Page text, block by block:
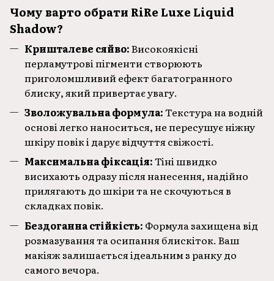
Чому варто обрати RiRe Luxe Liquid
Shadow?
Кришталеве сяйво:Високоякісні
перламутрові пігменти створюють
приголомшливий ефект багатогранного
блиску, який привертає увагу.
Зволожувальна формула:Текстура на водній
основі легко наноситься, не пересушує ніжну
шкіру повік і дарує відчуття свіжості.
Максимальна фіксація:Тіні швидко
висихають одразу після нанесення, надійно
прилягають до шкіри та не скочуються в
складках повік.
Бездоганна стійкість: Формула захищена від
розмазування та осипання блискіток. Ваш
макіяж залишається ідеальним з ранку до
самого вечора.